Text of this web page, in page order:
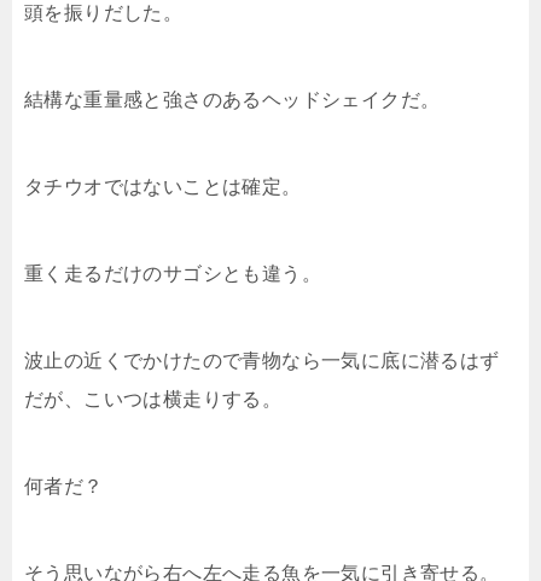
頭を振りだした。
結構な重量感と強さのあるヘッドシェイクだ。
タチウオではないことは確定。
重く走るだけのサゴシとも違う。
波止の近くでかけたので青物なら一気に底に潜るはず
だが、こいつは横走りする。
何者だ？
そう思いながら右へ左へ走る魚を一気に引き寄せる。